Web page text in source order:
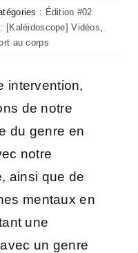
visuelles
: Édition #02
[Kaléidoscope] Vidéos
au corps
intervention,
de notre
du genre en
notre
ainsi que de
mentaux en
une
un genre